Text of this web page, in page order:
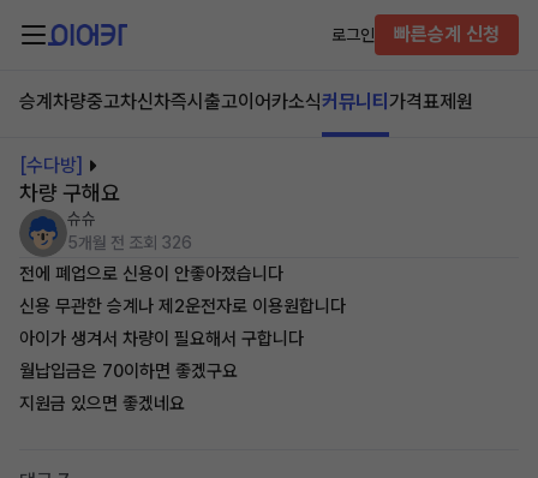
로그인 빠른승계 신청
승계차량중고차신차즉시출고이어카소식커뮤니티 가격표제원
[수다방]
차량 구해요
슈슈
5개월 전 조회 326
전에 폐업으로 신용이 안좋아졌습니다
신용 무관한 승계나 제2운전자로 이용원합니다
아이가 생겨서 차량이 필요해서 구합니다
월납입금은 70이하면 좋겠구요
지원금 있으면 좋겠네요